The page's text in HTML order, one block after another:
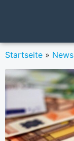
Startseite » News